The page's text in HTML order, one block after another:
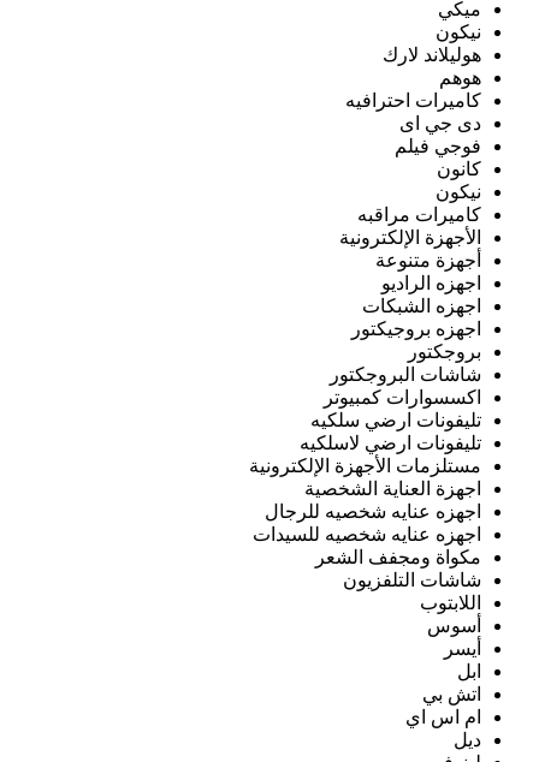
ميكي
نيكون
هوليلاند لارك
هوهم
كاميرات احترافيه
دى جي اى
فوجي فيلم
كانون
نيكون
كاميرات مراقبه
الأجهزة الإلكترونية
أجهزة متنوعة
اجهزه الراديو
اجهزه الشبكات
اجهزه بروجيكتور
بروجكتور
شاشات البروجكتور
اكسسوارات كمبيوتر
تليفونات ارضي سلكيه
تليفونات ارضي لاسلكيه
مستلزمات الأجهزة الإلكترونية
اجهزة العناية الشخصية
اجهزه عنايه شخصيه للرجال
اجهزه عنايه شخصيه للسيدات
مكواة ومجفف الشعر
شاشات التلفزيون
اللابتوب
أسوس
أيسر
ابل
اتش بي
ام اس اي
ديل